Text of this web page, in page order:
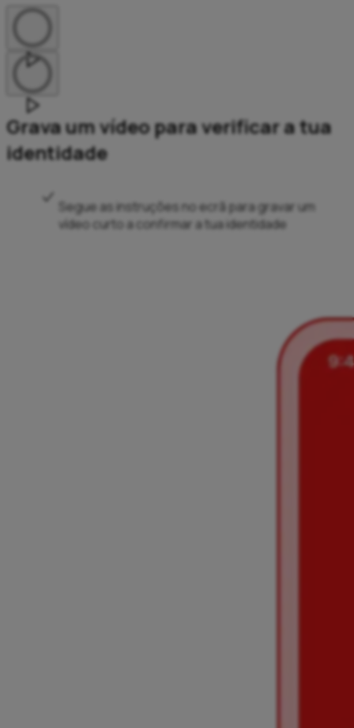
Grava um vídeo para verificar a tua
identidade
Segue as instruções no ecrã para gravar um
vídeo curto a confirmar a tua identidade